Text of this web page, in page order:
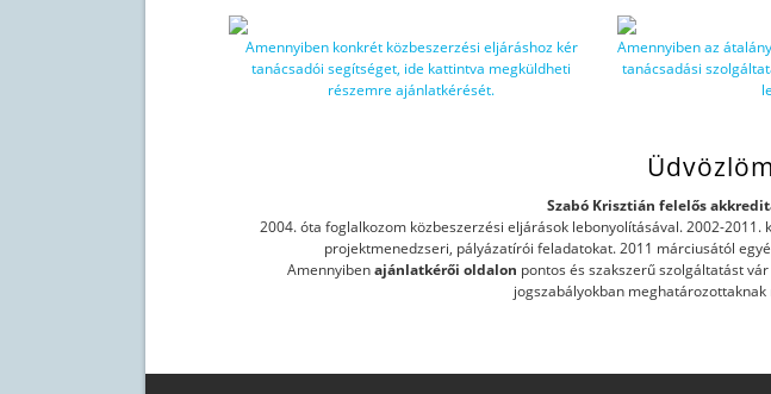
Amennyiben konkrét közbeszerzési eljáráshoz kér
tanácsadói segítséget, ide kattintva megküldheti
részemre ajánlatkérését.
Amennyiben az
tanácsadási
Szabó Krisztián felelős
2004. óta foglalkozom közbeszerzési eljárások lebonyolításával. 2002-
projektmenedzseri, pályázatírói feladatokat. 2011 márciusától
Amennyibenajánlatkérői oldalon pontos és szakszerű szolgáltatást
jogszabályokban